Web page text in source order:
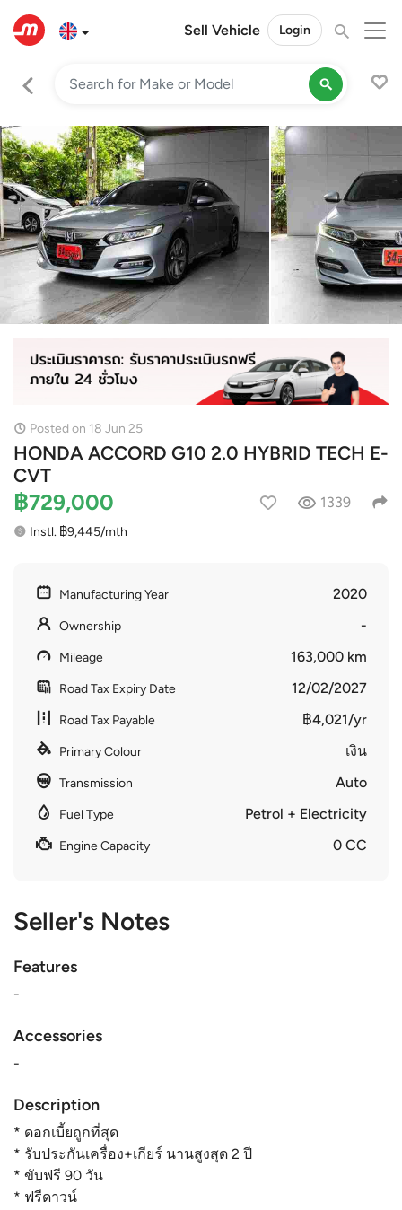
Sell Vehicle Login
Posted on 18 Jun 25
HONDA ACCORD G10 2.0 HYBRID TECH E-
CVT
฿729,000 1339
Instl. ฿9,445/mth
Manufacturing Year 2020
Ownership -
Mileage 163,000 km
Road Tax Expiry Date 12/02/2027
Road Tax Payable ฿4,021/yr
Primary Colour เงิน
Transmission Auto
Fuel Type Petrol + Electricity
Engine Capacity 0 CC
Seller's Notes
Features
-
Accessories
-
Description
* ดอกเบี้ยถูกที่สุด
* รับประกันเครื่อง+เกียร์ นานสูงสุด 2 ปี
* ขับฟรี 90 วัน
* ฟรีดาวน์